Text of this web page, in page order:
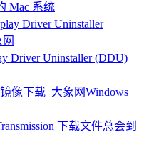
Mac 系统
Uninstaller (DDU)
Windows